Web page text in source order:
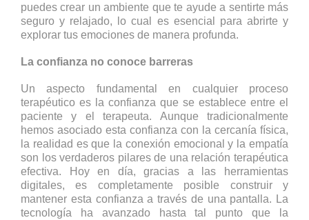
puedes crear un ambiente que te ayude a sentirte más
seguro y relajado, lo cual es esencial para abrirte y
explorar tus emociones de manera profunda.
La confianza no conoce barreras
Un aspecto fundamental en cualquier proceso
terapéutico es la confianza que se establece entre el
paciente y el terapeuta. Aunque tradicionalmente
hemos asociado esta confianza con la cercanía física,
la realidad es que la conexión emocional y la empatía
son los verdaderos pilares de una relación terapéutica
efectiva. Hoy en día, gracias a las herramientas
digitales, es completamente posible construir y
mantener esta confianza a través de una pantalla. La
tecnología ha avanzado hasta tal punto que la